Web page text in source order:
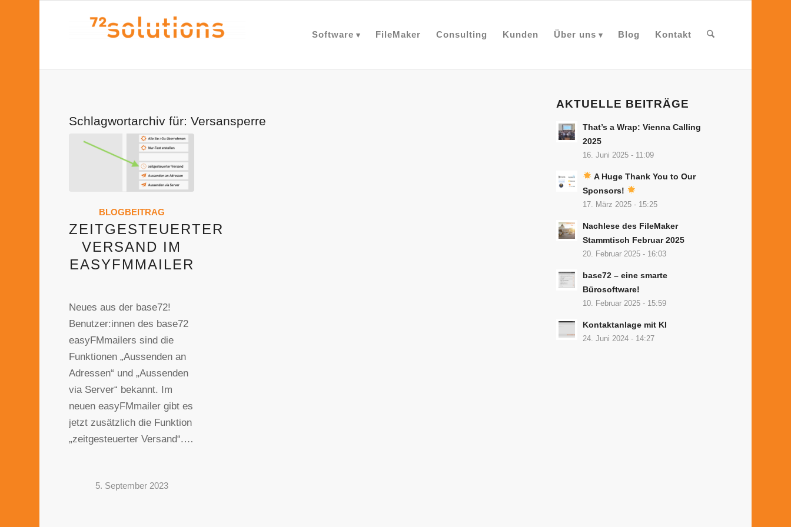
Software FileMaker Consulting Kunden Über uns Blog Kontakt
Schlagwortarchiv für:Versansperre
BLOGBEITRAG
ZEITGESTEUERTER
VERSAND IM
EASYFMMAILER
Neues aus der base72!
Benutzer:innen des base72
easyFMmailers sind die
Funktionen „Aussenden an
Adressen“ und „Aussenden
via Server“ bekannt. Im
neuen easyFMmailer gibt es
jetzt zusätzlich die Funktion
„zeitgesteuerter Versand“.…
5. September 2023
AKTUELLE BEITRÄGE
That’s a Wrap: Vienna Calling
2025
16. Juni 2025 - 11:09
A Huge Thank You to Our
Sponsors!
17. März 2025 - 15:25
Nachlese des FileMaker
Stammtisch Februar 2025
20. Februar 2025 - 16:03
base72 – eine smarte
Bürosoftware!
10. Februar 2025 - 15:59
Kontaktanlage mit KI
24. Juni 2024 - 14:27